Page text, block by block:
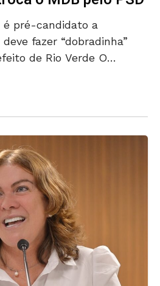
é pré-candidato a
fazer “dobradinha”
de Rio Verde O